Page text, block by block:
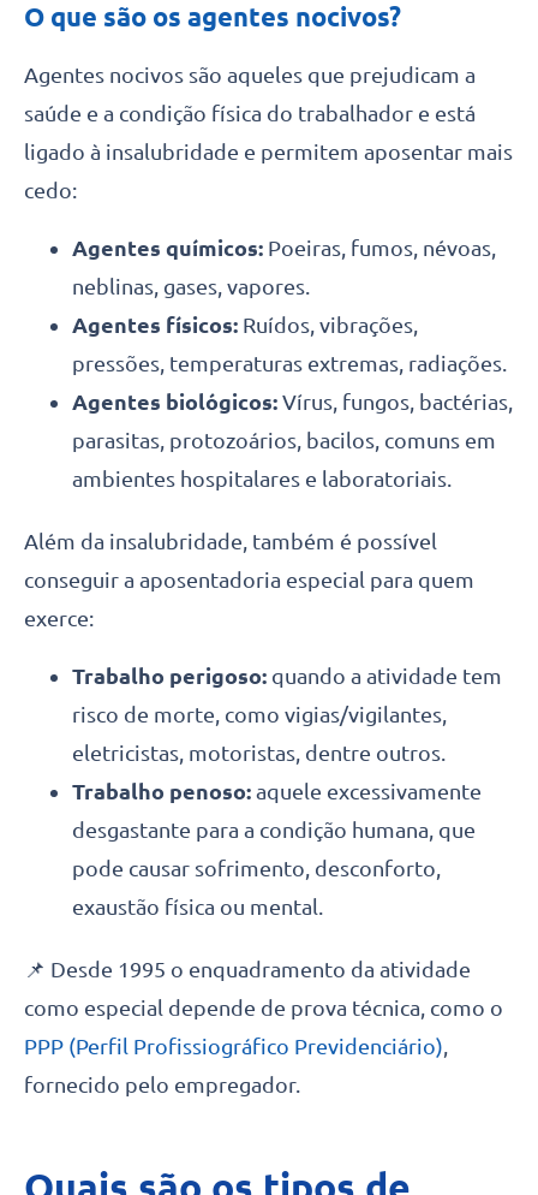
O que são os agentes nocivos?
Agentes nocivos são aqueles que prejudicam a
saúde e a condição física do trabalhador e está
ligado à insalubridade e permitem aposentar mais
cedo:
Agentes químicos: Poeiras, fumos, névoas,
neblinas, gases, vapores.
Agentes físicos: Ruídos, vibrações,
pressões, temperaturas extremas, radiações.
Agentes biológicos: Vírus, fungos, bactérias,
parasitas, protozoários, bacilos, comuns em
ambientes hospitalares e laboratoriais.
Além da insalubridade, também é possível
conseguir a aposentadoria especial para quem
exerce:
Trabalho perigoso: quando a atividade tem
risco de morte, como vigias/vigilantes,
eletricistas, motoristas, dentre outros.
Trabalho penoso: aquele excessivamente
desgastante para a condição humana, que
pode causar sofrimento, desconforto,
exaustão física ou mental.
📌 Desde 1995 o enquadramento da atividade
como especial depende de prova técnica, como o
PPP (Perfil Profissiográfico Previdenciário),
fornecido pelo empregador.